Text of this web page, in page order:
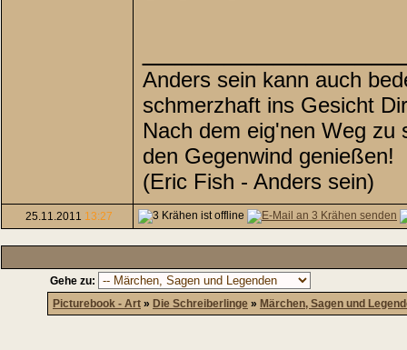
Anders sein kann auch
schmerzhaft ins Gesicht
Nach dem eig'nen Weg zu
den Gegenwind genießen!
(Eric Fish - Anders sein)
25.11.2011 13:27
Gehe zu:
Picturebook - Art » Die Schreiberlinge » Märchen, Sagen und